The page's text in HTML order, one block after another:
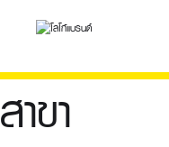
สาขา